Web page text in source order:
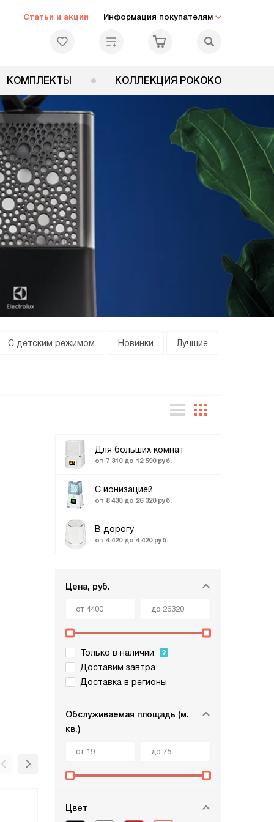
Статьи и акции Информация покупателям
КОМПЛЕКТЫ КОЛЛЕКЦИЯ РОКОКО
С детским режимом Новинки Лучшие
Для больших комнат
от 7 310 до 12 590 руб.
С ионизацией
от 8 430 до 26 320 руб.
В дорогу
от 4 420 до 4 420 руб.
Цена, руб.
Только в наличии
Доставим завтра
Доставка в регионы
Обслуживаемая площадь (м.
кв.)
Цвет